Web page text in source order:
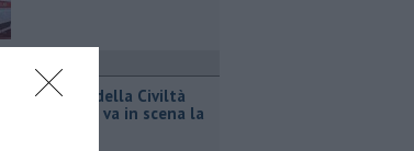
Al Museo della Civiltà
contadina va in scena la